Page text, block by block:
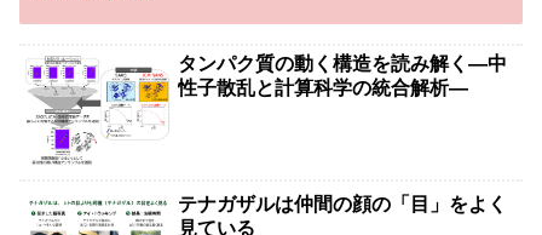
タンパク質の動く構造を読み解く―中
性子散乱と計算科学の統合解析―
テナガザルは仲間の顔の「目」をよく
見ている